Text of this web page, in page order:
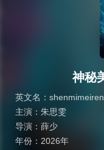
神秘
英文名：
主演： 朱思雯
导演： 薛少
年份： 2026年